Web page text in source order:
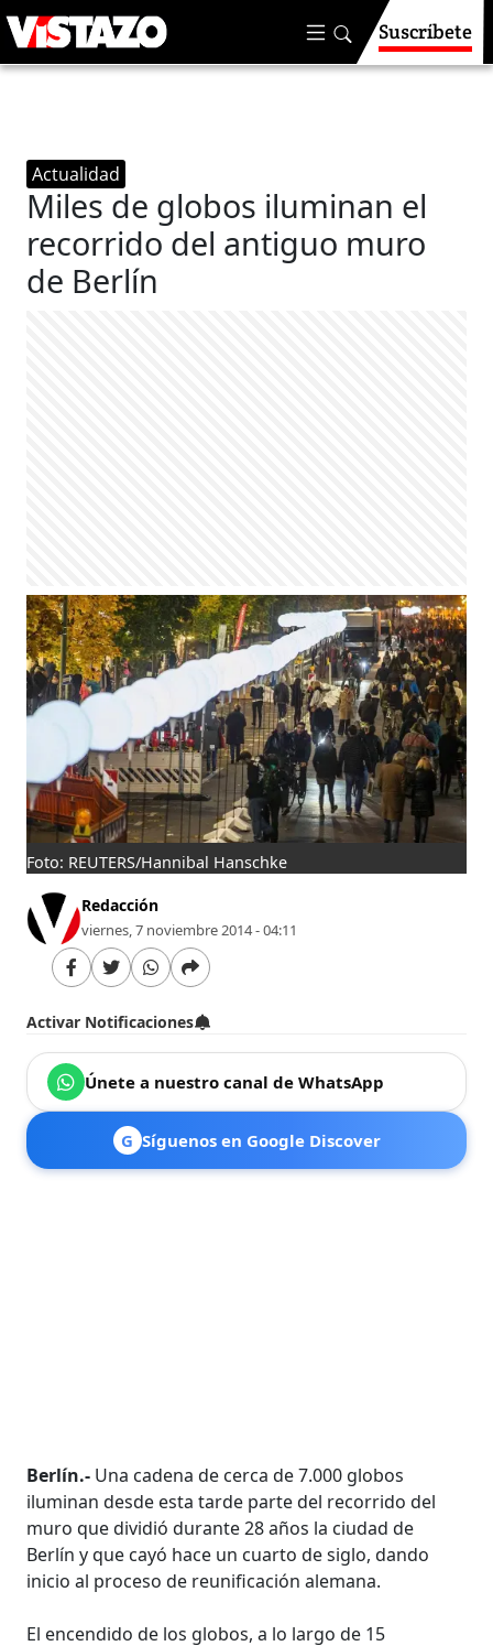
Suscríbete
Actualidad
Miles de globos iluminan el
recorrido del antiguo muro
de Berlín
Foto: REUTERS/Hannibal Hanschke
Redacción
viernes, 7 noviembre 2014 - 04:11
Activar Notificaciones
Únete a nuestro canal de WhatsApp
G Síguenos en Google Discover
Berlín.- Una cadena de cerca de 7.000 globos
iluminan desde esta tarde parte del recorrido del
muro que dividió durante 28 años la ciudad de
Berlín y que cayó hace un cuarto de siglo, dando
inicio al proceso de reunificación alemana.
El encendido de los globos, a lo largo de 15